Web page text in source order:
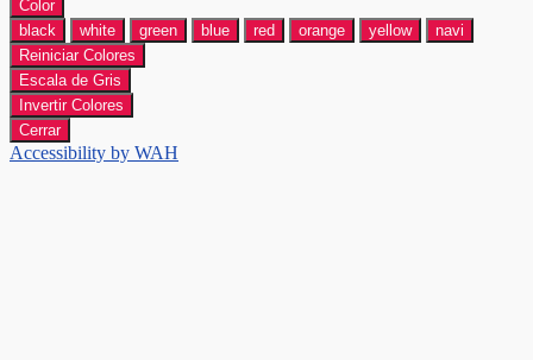
Color
black
white green blue red orange yellow
navi
Reiniciar Colores
Escala de Gris
Invertir Colores
Cerrar
Accessibility by WAH